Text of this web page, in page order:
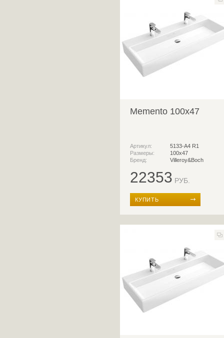
Memento 100x47
Артикул:
5133-A4 R1
Размеры:
100x47
Бренд:
Villeroy&Boch
22353 РУБ.
КУПИТЬ